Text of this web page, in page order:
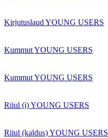
Kirjutuslaud YOUNG USERS
Kummut YOUNG USERS
Kummut YOUNG USERS
Riiul (i) YOUNG USERS
Riiul (kaldus) YOUNG USERS